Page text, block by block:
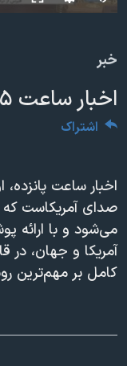
فرهنگ و زندگی
علم و فناوری
اسرائیل در جنگ
آرشیو پخش زنده
مستندها
رمز مهسا
ورزش زنان در ایران
مجموعه مستندهای
تریبونال مردمی آبان ۹۸
دادگاه حمید نوری
چهل سال
اعتراضات مردمی آبان
دنبال کنید
زبانهای مختلف
خبر
اخبار ساعت ۱۵
اشتراک
اخبار ساعت
صدای آمریکاست
می‌شود و با ارائه
آمریکا و جهان، در
کامل بر مهم‌ترین